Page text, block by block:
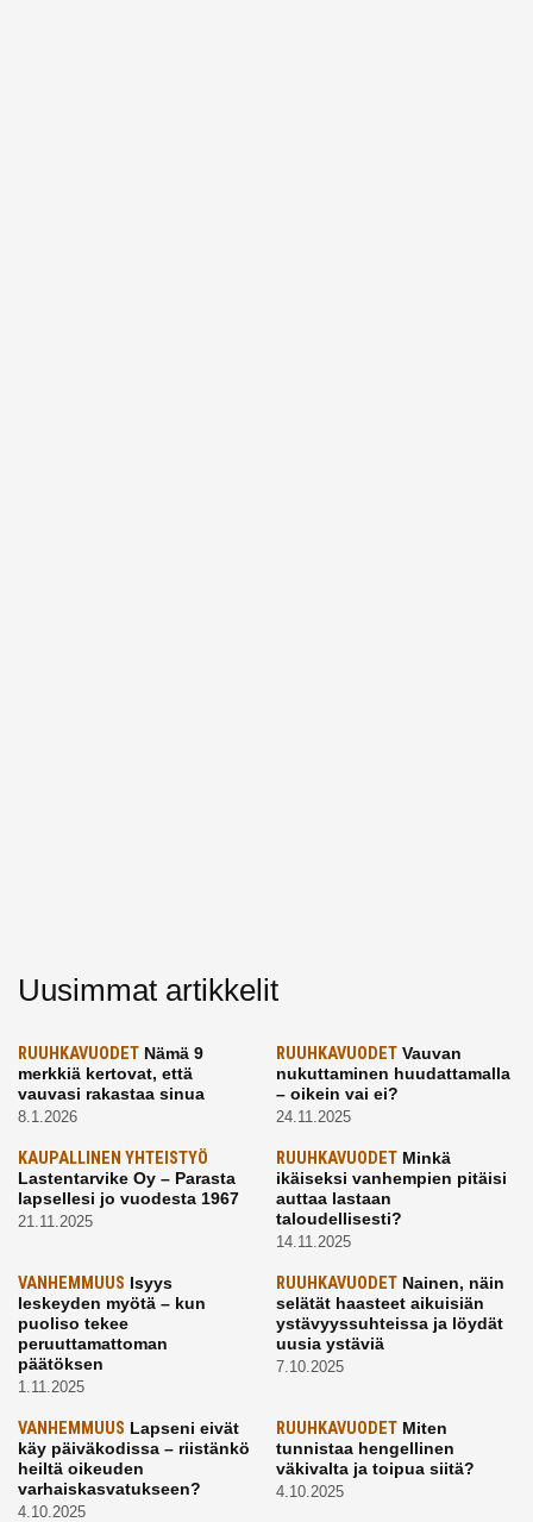
Uusimmat artikkelit
RUUHKAVUODET Nämä 9
merkkiä kertovat, että
vauvasi rakastaa sinua
8.1.2026
RUUHKAVUODETVauvan
nukuttaminen huudattamalla
– oikein vai ei?
24.11.2025
KAUPALLINEN YHTEISTYÖ
Lastentarvike Oy – Parasta
lapsellesi jo vuodesta 1967
21.11.2025
RUUHKAVUODETMinkä
ikäiseksi vanhempien pitäisi
auttaa lastaan
taloudellisesti?
14.11.2025
VANHEMMUUS Isyys
leskeyden myötä – kun
puoliso tekee
peruuttamattoman
päätöksen
1.11.2025
RUUHKAVUODETNainen, näin
selätät haasteet aikuisiän
ystävyyssuhteissa ja löydät
uusia ystäviä
7.10.2025
VANHEMMUUS Lapseni eivät
käy päiväkodissa – riistänkö
heiltä oikeuden
varhaiskasvatukseen?
4.10.2025
RUUHKAVUODETMiten
tunnistaa hengellinen
väkivalta ja toipua siitä?
4.10.2025